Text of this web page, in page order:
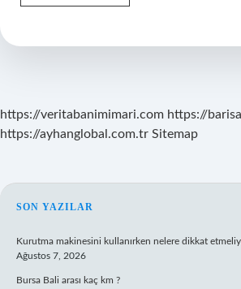
Dilin
Nedir
https://veritabanimimari.com https://
https://ayhanglobal.com.tr Sitemap
SIDEBAR
SON YAZILAR
Kurutma makinesini kullanırken nelere dikkat
Ağustos 7, 2026
Bursa Bali arası kaç km ?